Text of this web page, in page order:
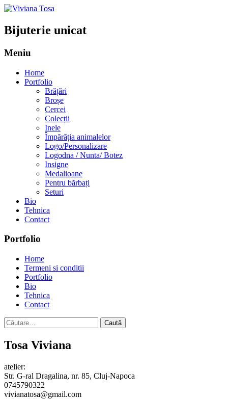
Bijuterie unicat
Meniu
Home
Portfolio
Brățări
Broșe
Cercei
Colecții
Inele
Împărăția animalelor
Logo/Personalizare
Logodna / Nunta/ Botez
Insigne
Medalioane
Pentru bărbați
Seturi
Bio
Tehnica
Contact
Portfolio
Home
Termeni si conditii
Portfolio
Bio
Tehnica
Contact
Caută
după:
Tosa Viviana
atelier:
Str. G-ral Dragalina, nr. 85, Cluj-Napoca
0745790322
vivianatosa@gmail.com